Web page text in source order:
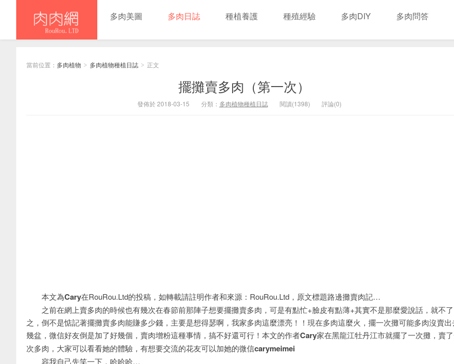
多肉美圖 多肉日誌 種植養護 種殖經驗 多肉DIY 多肉問答
當前位置： 多肉植物 > 多肉植物種植日誌 > 正文
擺攤賣多肉（第一次）
發佈於 2018-03-15 分類： 多肉植物種植日誌 閱讀(1398) 評論(0)
本文為Cary在RouRou.Ltd的投稿，如轉載請註明作者和來源：RouRou.Ltd，原文標題路邊攤賣肉記…
之前在網上賣多肉的時候也有幾次在春節前那陣子想要擺攤賣多肉，可是有點忙+臉皮有點薄+其實不是那麼愛說話，就不
之，倒不是惦記著擺攤賣多肉能賺多少錢，主要是想得瑟啊，我家多肉這麼漂亮！！現在多肉這麼火，擺一次攤可能多肉沒賣出
幾盆，微信好友倒是加了好幾個，賣肉增粉這種事情，搞不好還可行！本文的作者Cary家在黑龍江牡丹江市就擺了一次攤，賣
次多肉，大家可以看看她的體驗，有想要交流的花友可以加她的微信carymeimei
容我自己先笑一下，哈哈哈…